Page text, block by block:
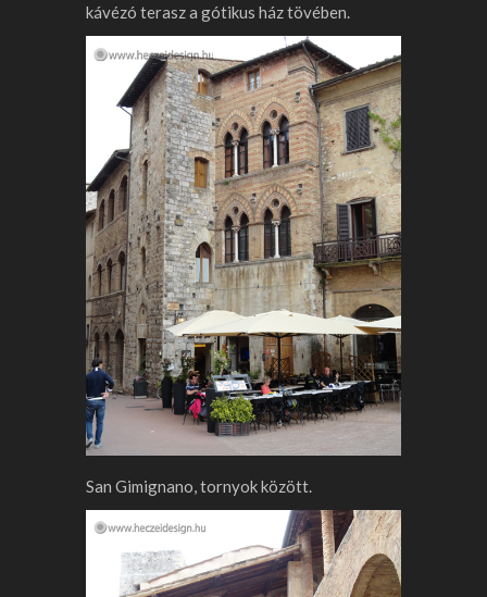
kávézó terasz a gótikus ház tövében.
San Gimignano, tornyok között.